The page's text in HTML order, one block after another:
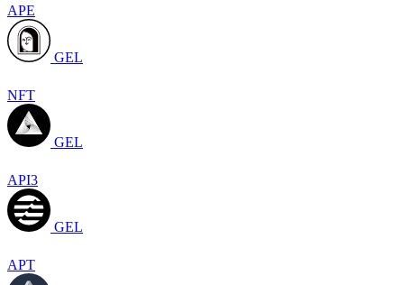
APE
GEL
NFT
GEL
API3
GEL
APT